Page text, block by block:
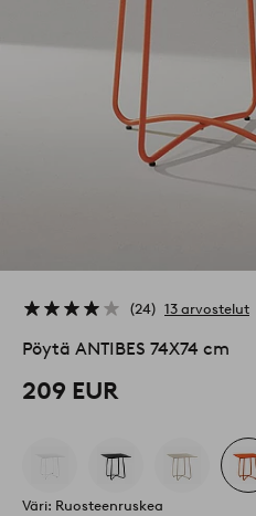
24 13 arvostelut
Pöytä ANTIBES 74X74 cm
209 EUR
Väri: Ruosteenruskea